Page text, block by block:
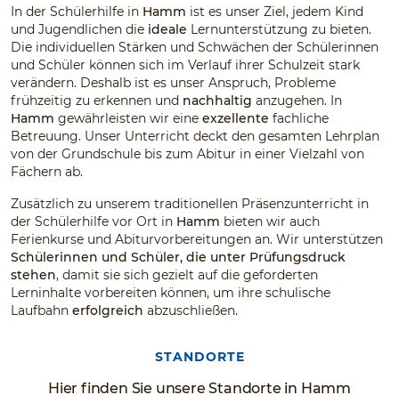
In der Schülerhilfe in Hamm ist es unser Ziel, jedem Kind
und Jugendlichen die ideale Lernunterstützung zu bieten.
Die individuellen Stärken und Schwächen der Schülerinnen
und Schüler können sich im Verlauf ihrer Schulzeit stark
verändern. Deshalb ist es unser Anspruch, Probleme
frühzeitig zu erkennen und nachhaltig anzugehen. In
Hamm gewährleisten wir eine exzellente fachliche
Betreuung. Unser Unterricht deckt den gesamten Lehrplan
von der Grundschule bis zum Abitur in einer Vielzahl von
Fächern ab.
Zusätzlich zu unserem traditionellen Präsenzunterricht in
der Schülerhilfe vor Ort in Hamm bieten wir auch
Ferienkurse und Abiturvorbereitungen an. Wir unterstützen
Schülerinnen und Schüler, die unter Prüfungsdruck
stehen, damit sie sich gezielt auf die geforderten
Lerninhalte vorbereiten können, um ihre schulische
Laufbahn erfolgreich abzuschließen.
STANDORTE
Hier finden Sie unsere Standorte in Hamm